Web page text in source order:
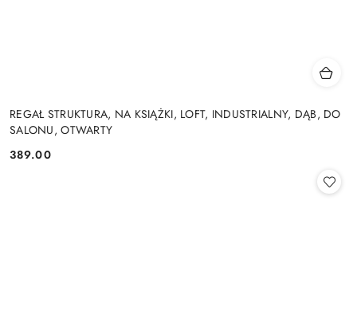
REGAŁ STRUKTURA, NA KSIĄŻKI, LOFT, INDUSTRIALNY, DĄB, DO
SALONU, OTWARTY
Cena:
389.00